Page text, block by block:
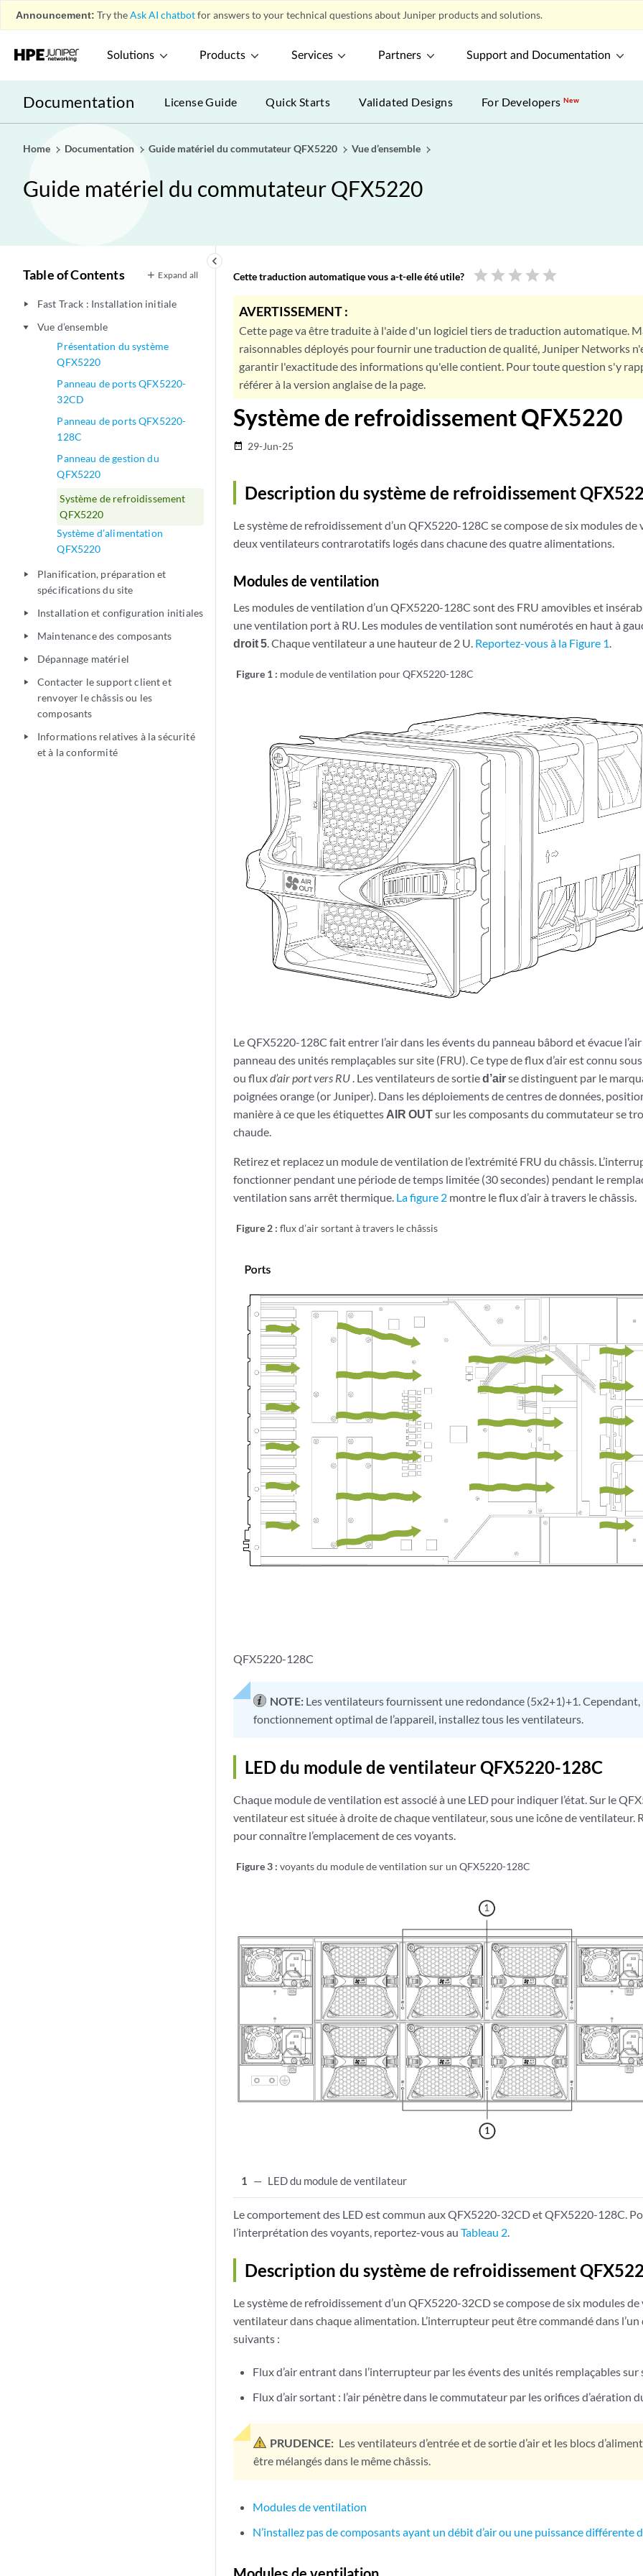
Announcement: Try theAsk AI chatbotfor answers to your technical questions about Juniper products and solutions.
Solutions Products Services Partners Support and Documentation
Documentation License Guide Quick Starts Validated Designs For DevelopersNew
Home Documentation Guide matériel du commutateur QFX5220 Vue d’ensemble
Guide matériel du commutateur QFX5220
keyboard_arrow_left
Table of Contents Expand all
play_arrow Fast Track : Installation initiale
play_arrow
Vue d’ensemble
Présentation du système
QFX5220
Panneau de ports QFX5220-
32CD
Panneau de ports QFX5220-
128C
Panneau de gestion du
QFX5220
Système de refroidissement
QFX5220
Système d’alimentation
QFX5220
play_arrow
Planification, préparation et
spécifications du site
play_arrow Installation et configuration initiales
play_arrow Maintenance des composants
play_arrow Dépannage matériel
play_arrow
Contacter le support client et
renvoyer le châssis ou les
composants
play_arrow
Informations relatives à la sécurité
et à la conformité
Cette traduction automatique vous a-t-elle été utile? star star star star star
AVERTISSEMENT :
Cette page va être traduite à l'aide d'un logiciel tiers de traduction automatique.
raisonnables déployés pour fournir une traduction de qualité, Juniper Networks
garantir l'exactitude des informations qu'elle contient. Pour toute question s'y
référer à la version anglaise de la page.
Système de refroidissement QFX5220
date_range 29-Jun-25
Description du système de refroidissement
Le système de refroidissement d’un QFX5220-128C se compose de six modules
deux ventilateurs contrarotatifs logés dans chacune des quatre alimentations.
Modules de ventilation
Les modules de ventilation d’un QFX5220-128C sont des FRU amovibles et
une ventilation port à RU. Les modules de ventilation sont numérotés en haut à
droit 5. Chaque ventilateur a une hauteur de 2 U. Reportez-vous à la Figure 1.
Figure 1 : module de ventilation pour QFX5220-128C
Le QFX5220-128C fait entrer l’air dans les évents du panneau bâbord et évacue
panneau des unités remplaçables sur site (FRU). Ce type de flux d’air est connu
ou fluxd’air port vers RU . Les ventilateurs de sortied’airse distinguent par le
poignées orange (or Juniper). Dans les déploiements de centres de données,
manière à ce que les étiquettes AIR OUTsur les composants du commutateur se
chaude.
Retirez et replacez un module de ventilation de l’extrémité FRU du châssis.
fonctionner pendant une période de temps limitée (30 secondes) pendant le
ventilation sans arrêt thermique. La figure 2 montre le flux d’air à travers le châssis.
Figure 2 : flux d’air sortant à travers le châssis
QFX5220-128C
NOTE: Les ventilateurs fournissent une redondance (5x2+1)+1. Cependant,
fonctionnement optimal de l’appareil, installez tous les ventilateurs.
LED du module de ventilateur QFX5220-128C
Chaque module de ventilation est associé à une LED pour indiquer l’état. Sur le
ventilateur est située à droite de chaque ventilateur, sous une icône de ventilateur.
pour connaître l’emplacement de ces voyants.
Figure 3 : voyants du module de ventilation sur un QFX5220-128C
1 — LED du module de ventilateur
Le comportement des LED est commun aux QFX5220-32CD et QFX5220-128C.
l’interprétation des voyants, reportez-vous au Tableau 2.
Description du système de refroidissement
Le système de refroidissement d’un QFX5220-32CD se compose de six modules
ventilateur dans chaque alimentation. L’interrupteur peut être commandé dans l’un
suivants :
Flux d’air entrant dans l’interrupteur par les évents des unités remplaçables sur
Flux d’air sortant : l’air pénètre dans le commutateur par les orifices d’aération
PRUDENCE: Les ventilateurs d’entrée et de sortie d’air et les blocs
être mélangés dans le même châssis.
Modules de ventilation
N’installez pas de composants ayant un débit d’air ou une puissance différente